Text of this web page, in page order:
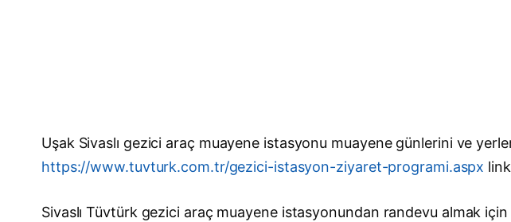
Uşak Sivaslı gezici araç muayene istasyonu muayene günlerini ve
https://www.tuvturk.com.tr/gezici-istasyon-ziyaret-programi.aspx
Sivaslı Tüvtürk gezici araç muayene istasyonundan randevu almak